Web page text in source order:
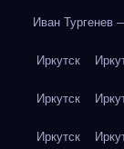
Иван Тургенев
Иркутск
Иркутск
Иркутск